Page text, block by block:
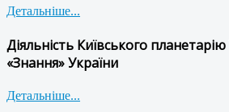
Детальніше...
Діяльність Київського
«Знання» України
Детальніше...